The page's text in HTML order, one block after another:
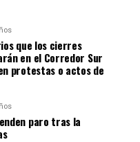
que los cierres
en el Corredor Sur
protestas o actos de
paro tras la